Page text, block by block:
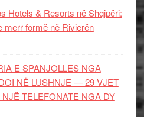
Hotels & Resorts në Shqipëri:
merr formë në Rivierën
E SPANJOLLES NGA
NË LUSHNJE — 29 VJET
TELEFONATE NGA DY